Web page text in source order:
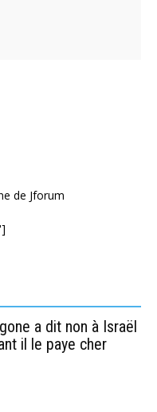
de Jforum
a dit non à Israël
il le paye cher